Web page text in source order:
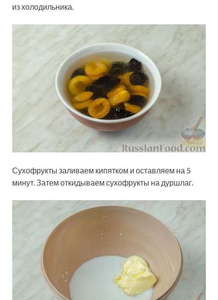
из холодильника.
Сухофрукты заливаем кипятком и оставляем на 5
минут. Затем откидываем сухофрукты на дуршлаг.